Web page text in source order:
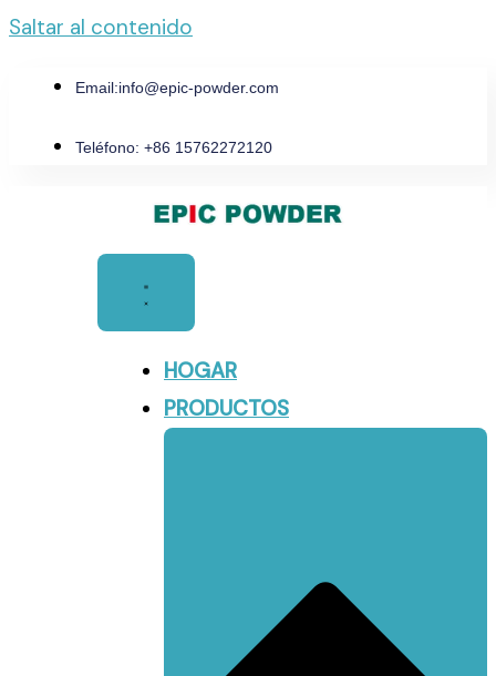
Saltar al contenido
Email:info@epic-powder.com
Teléfono: +86 15762272120
HOGAR
PRODUCTOS